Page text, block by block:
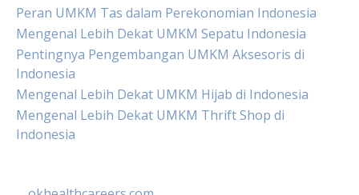
Peran UMKM Tas dalam Perekonomian Indonesia
Mengenal Lebih Dekat UMKM Sepatu Indonesia
Pentingnya Pengembangan UMKM Aksesoris di
Indonesia
Mengenal Lebih Dekat UMKM Hijab di Indonesia
Mengenal Lebih Dekat UMKM Thrift Shop di
Indonesia